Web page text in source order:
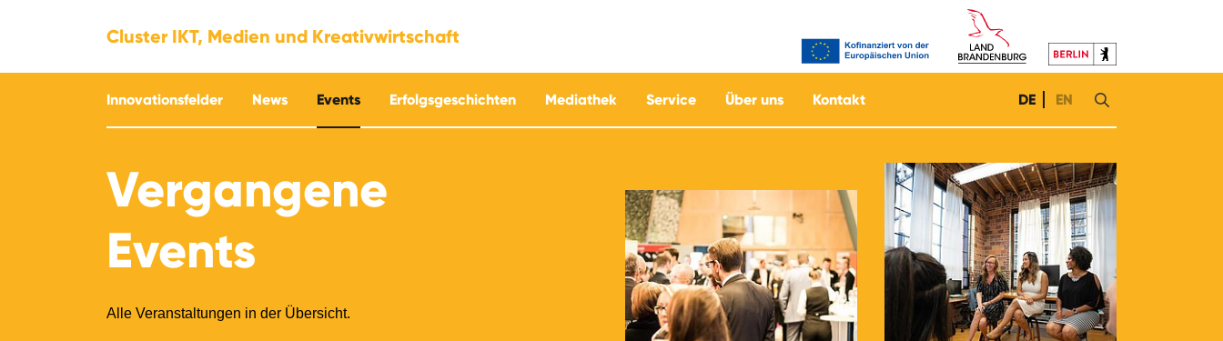
Cluster IKT, Medien und Kreativwirtschaft
Innovationsfelder News Events Erfolgsgeschichten Mediathek Service Über uns Kontakt DE EN
Vergangene
Events
Alle Veranstaltungen in der Übersicht.